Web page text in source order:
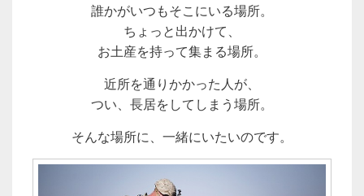
誰かがいつもそこにいる場所。
ちょっと出かけて、
お土産を持って集まる場所。
近所を通りかかった人が、
つい、長居をしてしまう場所。
そんな場所に、一緒にいたいのです。